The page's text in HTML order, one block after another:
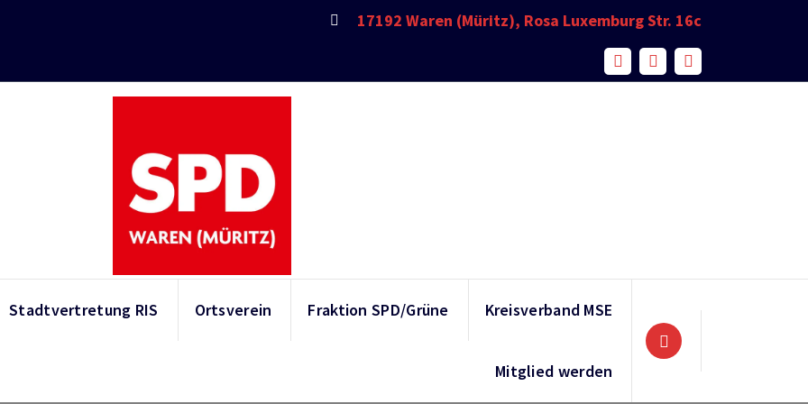
17192 Waren (Müritz), Rosa Luxemburg Str. 16c
Stadtvertretung RIS Ortsverein Fraktion SPD/Grüne Kreisverband MSE
Mitglied werden